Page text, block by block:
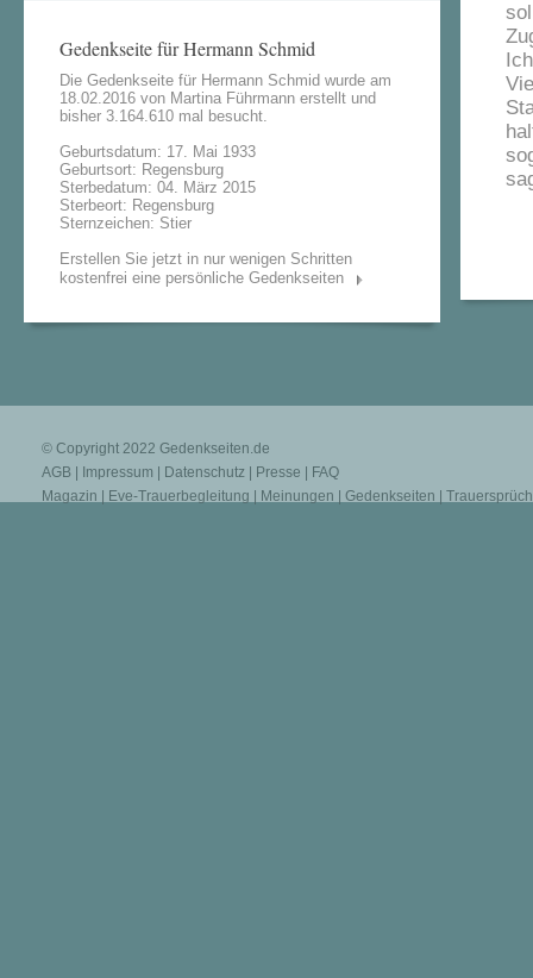
Gedenkseite für Hermann Schmid
Die Gedenkseite für Hermann Schmid wurde am
18.02.2016 von Martina Führmann erstellt und
bisher 3.164.610 mal besucht.
Geburtsdatum: 17. Mai 1933
Geburtsort: Regensburg
Sterbedatum: 04. März 2015
Sterbeort: Regensburg
Sternzeichen: Stier
Erstellen Sie jetzt in nur wenigen Schritten
kostenfrei eine persönliche Gedenkseiten
© Copyright 2022 Gedenkseiten.de
AGB
Impressum Datenschutz Presse
FAQ
Magazin
Eve-Trauerbegleitung Meinungen Gedenkseiten